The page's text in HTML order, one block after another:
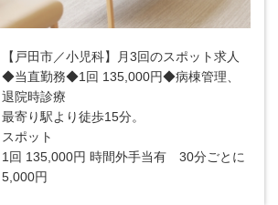
【戸田市／小児科】月3回のスポット求人
◆当直勤務◆1回 135,000円◆病棟管理、
退院時診療
最寄り駅より徒歩15分。
スポット
1回 135,000円 時間外手当有 30分ごとに
5,000円